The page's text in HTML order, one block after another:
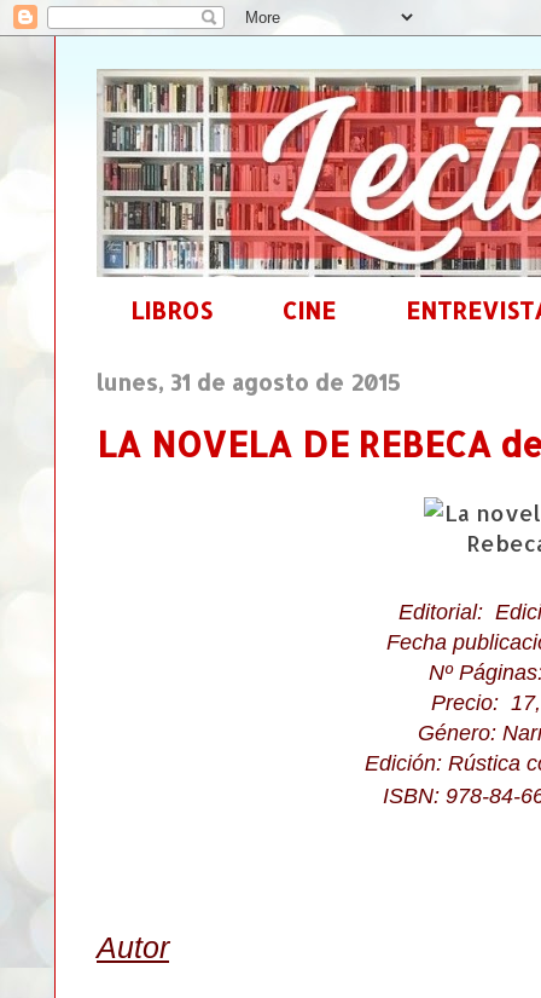
LIBROS CINE
lunes, 31 de agosto de 2015
LA NOVELA DE REBECA
Editorial:
Fecha
Nº
Precio:
Género:
Edición: Rústica
ISBN: 978-84-
Autor